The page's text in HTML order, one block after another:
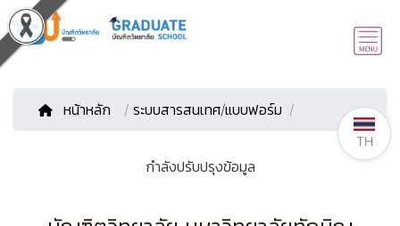
หน้าหลัก / ระบบสารสนเทศ/แบบฟอร์ม
กำลังปรับปรุงข้อมูล
TH